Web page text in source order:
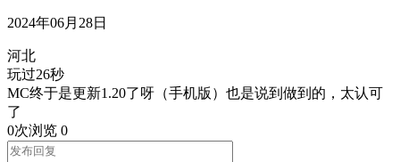
2024年06月28日
河北
玩过26秒
MC终于是更新1.20了呀（手机版）也是说到做到的，太认可
了
0次浏览 0